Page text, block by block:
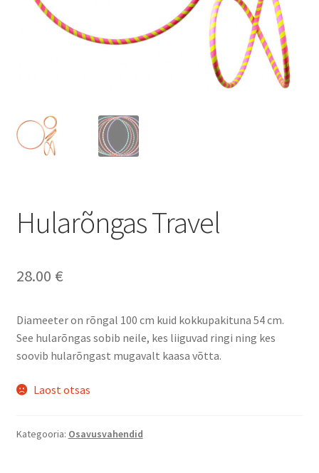
Hularõngas Travel
28.00 €
Diameeter on rõngal 100 cm kuid kokkupakituna 54 cm.
See hularõngas sobib neile, kes liiguvad ringi ning kes
soovib hularõngast mugavalt kaasa võtta.
Laost otsas
Kategooria: Osavusvahendid